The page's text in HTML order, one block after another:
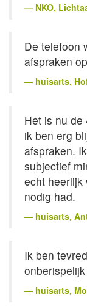
NKO,
De telefoon
afspraken
huisarts,
Het is nu de
ik ben erg
afspraken.
subjectief
echt heerlijk
nodig had.
huisarts,
Ik ben
huisarts,